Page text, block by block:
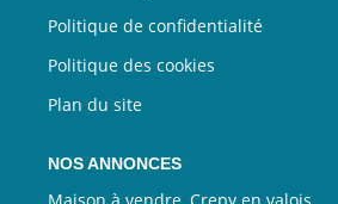
Politique de confidentialité
Politique des cookies
Plan du site
NOS ANNONCES